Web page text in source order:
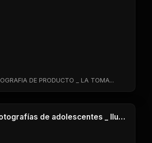
DE PRODUCTO _ LA TOMA...
1 Clases
Tips para fotografías de adolescentes _ Iluminación y Poses